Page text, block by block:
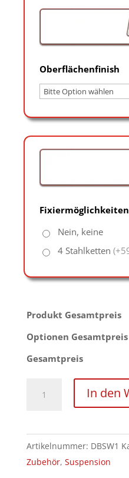
Oberflächenfinish
Fixiermöglichkeiten
Nein, keine
4 Stahlketten
Produkt Gesamtpreis
Optionen Gesamtpreis
Gesamtpreis
Seilhebezug
Menge
In den
Artikelnummer: DBSW1
Zubehör, Suspension